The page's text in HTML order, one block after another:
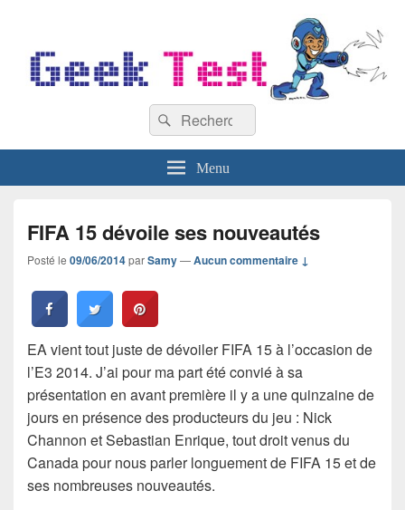
Recherche :
Rechercher
Menu
FIFA 15 dévoile ses nouveautés
Posté le 09/06/2014parSamy—Aucun commentaire ↓
EA vient tout juste de dévoiler FIFA 15 à l’occasion de
l’E3 2014. J’ai pour ma part été convié à sa
présentation en avant première il y a une quinzaine de
jours en présence des producteurs du jeu : Nick
Channon et Sebastian Enrique, tout droit venus du
Canada pour nous parler longuement de FIFA 15 et de
ses nombreuses nouveautés.